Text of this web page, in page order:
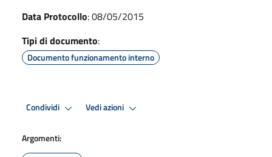
Data Protocollo: 08/05/2015
Tipi di documento:
Documento funzionamento interno
Condividi Vedi azioni
Argomenti: